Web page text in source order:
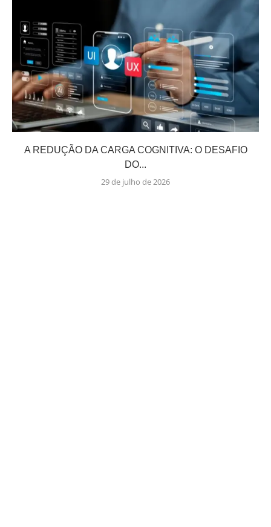
A REDUÇÃO DA CARGA COGNITIVA: O DESAFIO
DO...
29 de julho de 2026